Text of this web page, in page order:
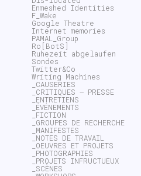
Enmeshed Identities
F_Wake
Google Theatre
Internet memories
PAMAL_Group
Ro[BotS]
Ruhezeit abgelaufen
Sondes
Twitter&Co
Writing Machines
_CAUSERIES
_CRITIQUES – PRESSE
_ENTRETIENS
_ÉVÉNEMENTS
_FICTION
_GROUPES DE RECHERCHE
_MANIFESTES
_NOTES DE TRAVAIL
_OEUVRES ET PROJETS
_PHOTOGRAPHIES
_PROJETS INFRUCTUEUX
_SCÈNES